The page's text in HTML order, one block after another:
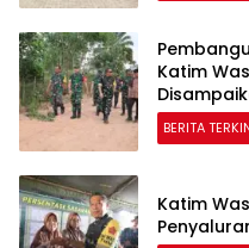
Katim
BERITA
Katim